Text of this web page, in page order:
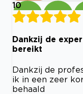
10
Dankzij de
bereikt
Dankzij de
ik in een zeer
behaald